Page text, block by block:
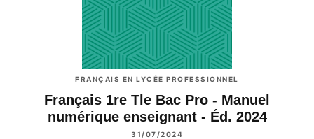
FRANÇAIS EN LYCÉE PROFESSIONNEL
Français 1re Tle Bac Pro - Manuel
numérique enseignant - Éd. 2024
31/07/2024